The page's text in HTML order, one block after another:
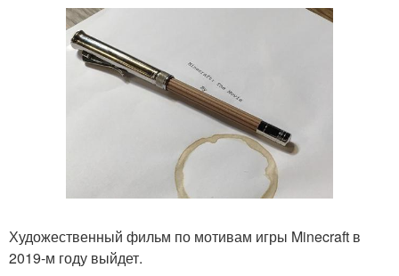
Художественный фильм по мотивам игры Minecraft в
2019-м году выйдет.